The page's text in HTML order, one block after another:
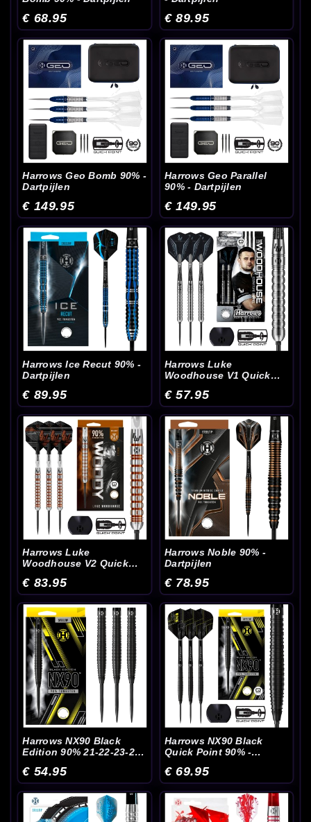
€ 68.95 € 89.95
Harrows Geo Bomb 90% -
Dartpijlen
€ 149.95
Harrows Geo Parallel
90% - Dartpijlen
€ 149.95
Harrows Ice Recut 90% -
Dartpijlen
€ 89.95
Harrows Luke
Woodhouse V1 Quick
€ 57.95
Harrows Luke
Woodhouse V2 Quick
€ 83.95
Harrows Noble 90% -
Dartpijlen
€ 78.95
Harrows NX90 Black
Edition 90% 21-22-23-24-
€ 54.95
Harrows NX90 Black
Quick Point 90% -
€ 69.95